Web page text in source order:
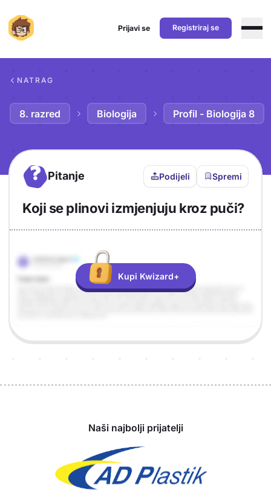
Prijavi se Registriraj se
NATRAG
8. razred Biologija Profil - Biologija 8
? Pitanje Podijeli Spremi
Koji se plinovi izmjenjuju kroz puči?
Odgovor
Objašnjenje
Kupi Kwizard+
Naši najbolji prijatelji